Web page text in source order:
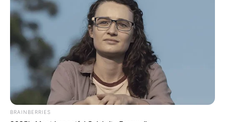
Le Pronostic PMU du Quinté du jour en 7
chevaux du GRAND PRIX DYNAVENA
1er: 5 HOUSTON TUILERIE
2ème: 3 FITZY DE VIVE
3ème: 7 FLYING DEVIL
4ème: 4 STARO MOJITO
BRAINBERRIES